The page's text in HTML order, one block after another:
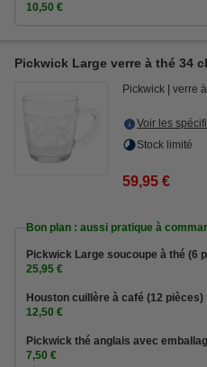
10,50 €
Pickwick Large verre à thé 34
Pickwick verre
Voir les
Stock limité
59,95 €
Bon plan : aussi pratique à
Pickwick Large soucoupe à thé (6
25,95 €
Houston cuillère à café (12 pièces)
12,50 €
Pickwick thé anglais avec
7,50 €